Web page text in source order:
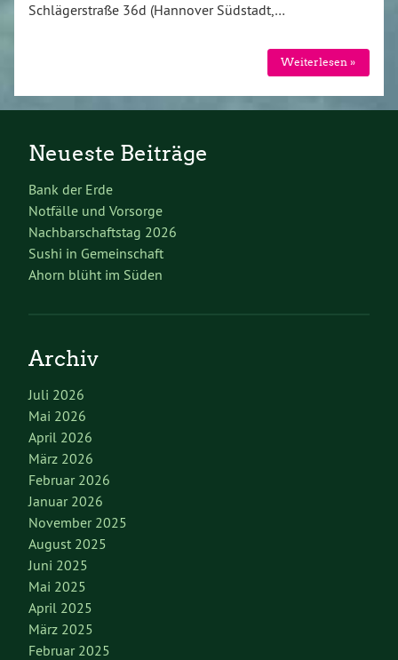
Schlägerstraße 36d (Hannover Südstadt,…
Weiterlesen »
Neueste Beiträge
Bank der Erde
Notfälle und Vorsorge
Nachbarschaftstag 2026
Sushi in Gemeinschaft
Ahorn blüht im Süden
Archiv
Juli 2026
Mai 2026
April 2026
März 2026
Februar 2026
Januar 2026
November 2025
August 2025
Juni 2025
Mai 2025
April 2025
März 2025
Februar 2025